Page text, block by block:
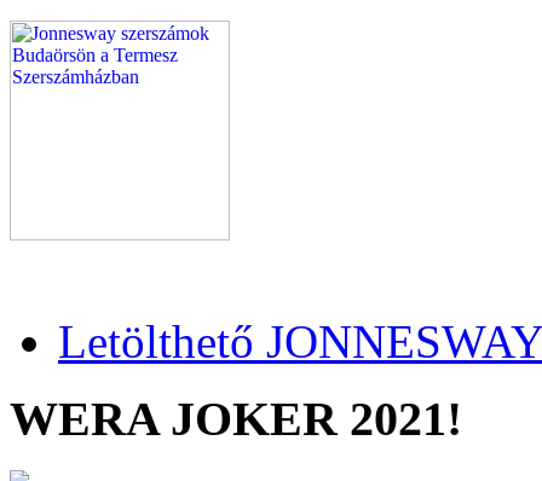
Letölthető
WERA JOKER 2021!